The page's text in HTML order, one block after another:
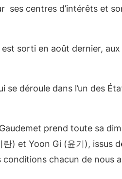
centres d’intérêts et
sorti en août dernier,
déroule dans l’un des
prend toute sa
) et Yoon Gi (윤기), issus
chacun de nous